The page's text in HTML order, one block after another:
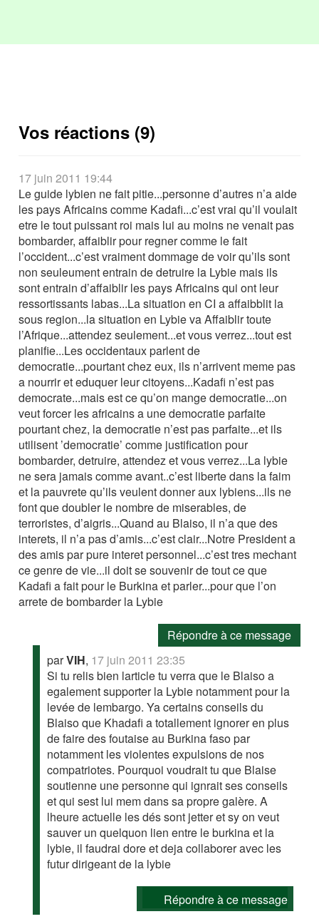
Vos réactions (9)
17 juin 2011 19:44
Le guide lybien ne fait pitie...personne d’autres n’a aide
les pays Africains comme Kadafi...c’est vrai qu’il voulait
etre le tout puissant roi mais lui au moins ne venait pas
bombarder, affaiblir pour regner comme le fait
l’occident...c’est vraiment dommage de voir qu’ils sont
non seuleument entrain de detruire la Lybie mais ils
sont entrain d’affaiblir les pays Africains qui ont leur
ressortissants labas...La situation en CI a affaibblit la
sous region...la situation en Lybie va Affaiblir toute
l’Afrique...attendez seulement...et vous verrez...tout est
planifie...Les occidentaux parlent de
democratie...pourtant chez eux, ils n’arrivent meme pas
a nourrir et eduquer leur citoyens...Kadafi n’est pas
democrate...mais est ce qu’on mange democratie...on
veut forcer les africains a une democratie parfaite
pourtant chez, la democratie n’est pas parfaite...et ils
utilisent ’democratie’ comme justification pour
bombarder, detruire, attendez et vous verrez...La lybie
ne sera jamais comme avant..c’est liberte dans la faim
et la pauvrete qu’ils veulent donner aux lybiens...ils ne
font que doubler le nombre de miserables, de
terroristes, d’aigris...Quand au Blaiso, il n’a que des
interets, il n’a pas d’amis...c’est clair...Notre President a
des amis par pure interet personnel...c’est tres mechant
ce genre de vie...il doit se souvenir de tout ce que
Kadafi a fait pour le Burkina et parler...pour que l’on
arrete de bombarder la Lybie
Répondre à ce message
parVIH, 17 juin 2011 23:35
Si tu relis bien larticle tu verra que le Blaiso a
egalement supporter la Lybie notamment pour la
levée de lembargo. Ya certains conseils du
Blaiso que Khadafi a totallement ignorer en plus
de faire des foutaise au Burkina faso par
notamment les violentes expulsions de nos
compatriotes. Pourquoi voudrait tu que Blaise
soutienne une personne qui ignrait ses conseils
et qui sest lui mem dans sa propre galère. A
lheure actuelle les dés sont jetter et sy on veut
sauver un quelquon lien entre le burkina et la
lybie, il faudrai dore et deja collaborer avec les
futur dirigeant de la lybie
Répondre à ce message